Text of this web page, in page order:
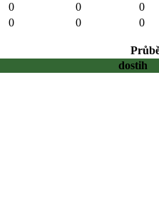
0 0
0
0 0 0
dostih